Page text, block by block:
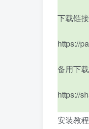
下载链接
https://
备用下
https://
安装教程